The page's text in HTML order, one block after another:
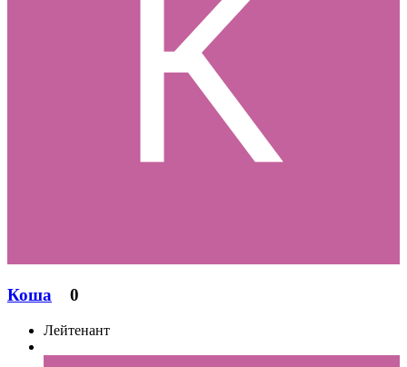
Коша 0
Лейтенант